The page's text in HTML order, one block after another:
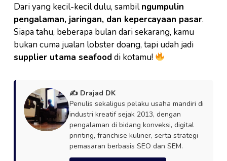
Dari yang kecil-kecil dulu, sambilngumpulin
pengalaman, jaringan, dan kepercayaan pasar.
Siapa tahu, beberapa bulan dari sekarang, kamu
bukan cuma jualan lobster doang, tapi udah jadi
supplier utama seafooddi kotamu!
✍️ Drajad DK
Penulis sekaligus pelaku usaha mandiri di
industri kreatif sejak 2013, dengan
pengalaman di bidang konveksi, digital
printing, franchise kuliner, serta strategi
pemasaran berbasis SEO dan SEM.